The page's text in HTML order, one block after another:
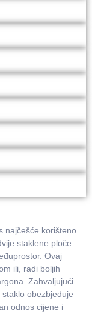
najčešće korišteno
staklene ploče
Ovaj
ili, radi boljih
Zahvaljujući
obezbjeđuje
odnos cijene i